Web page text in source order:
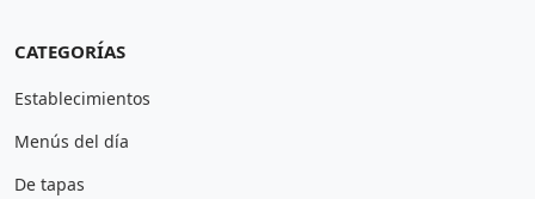
CATEGORÍAS
Establecimientos
Menús del día
De tapas